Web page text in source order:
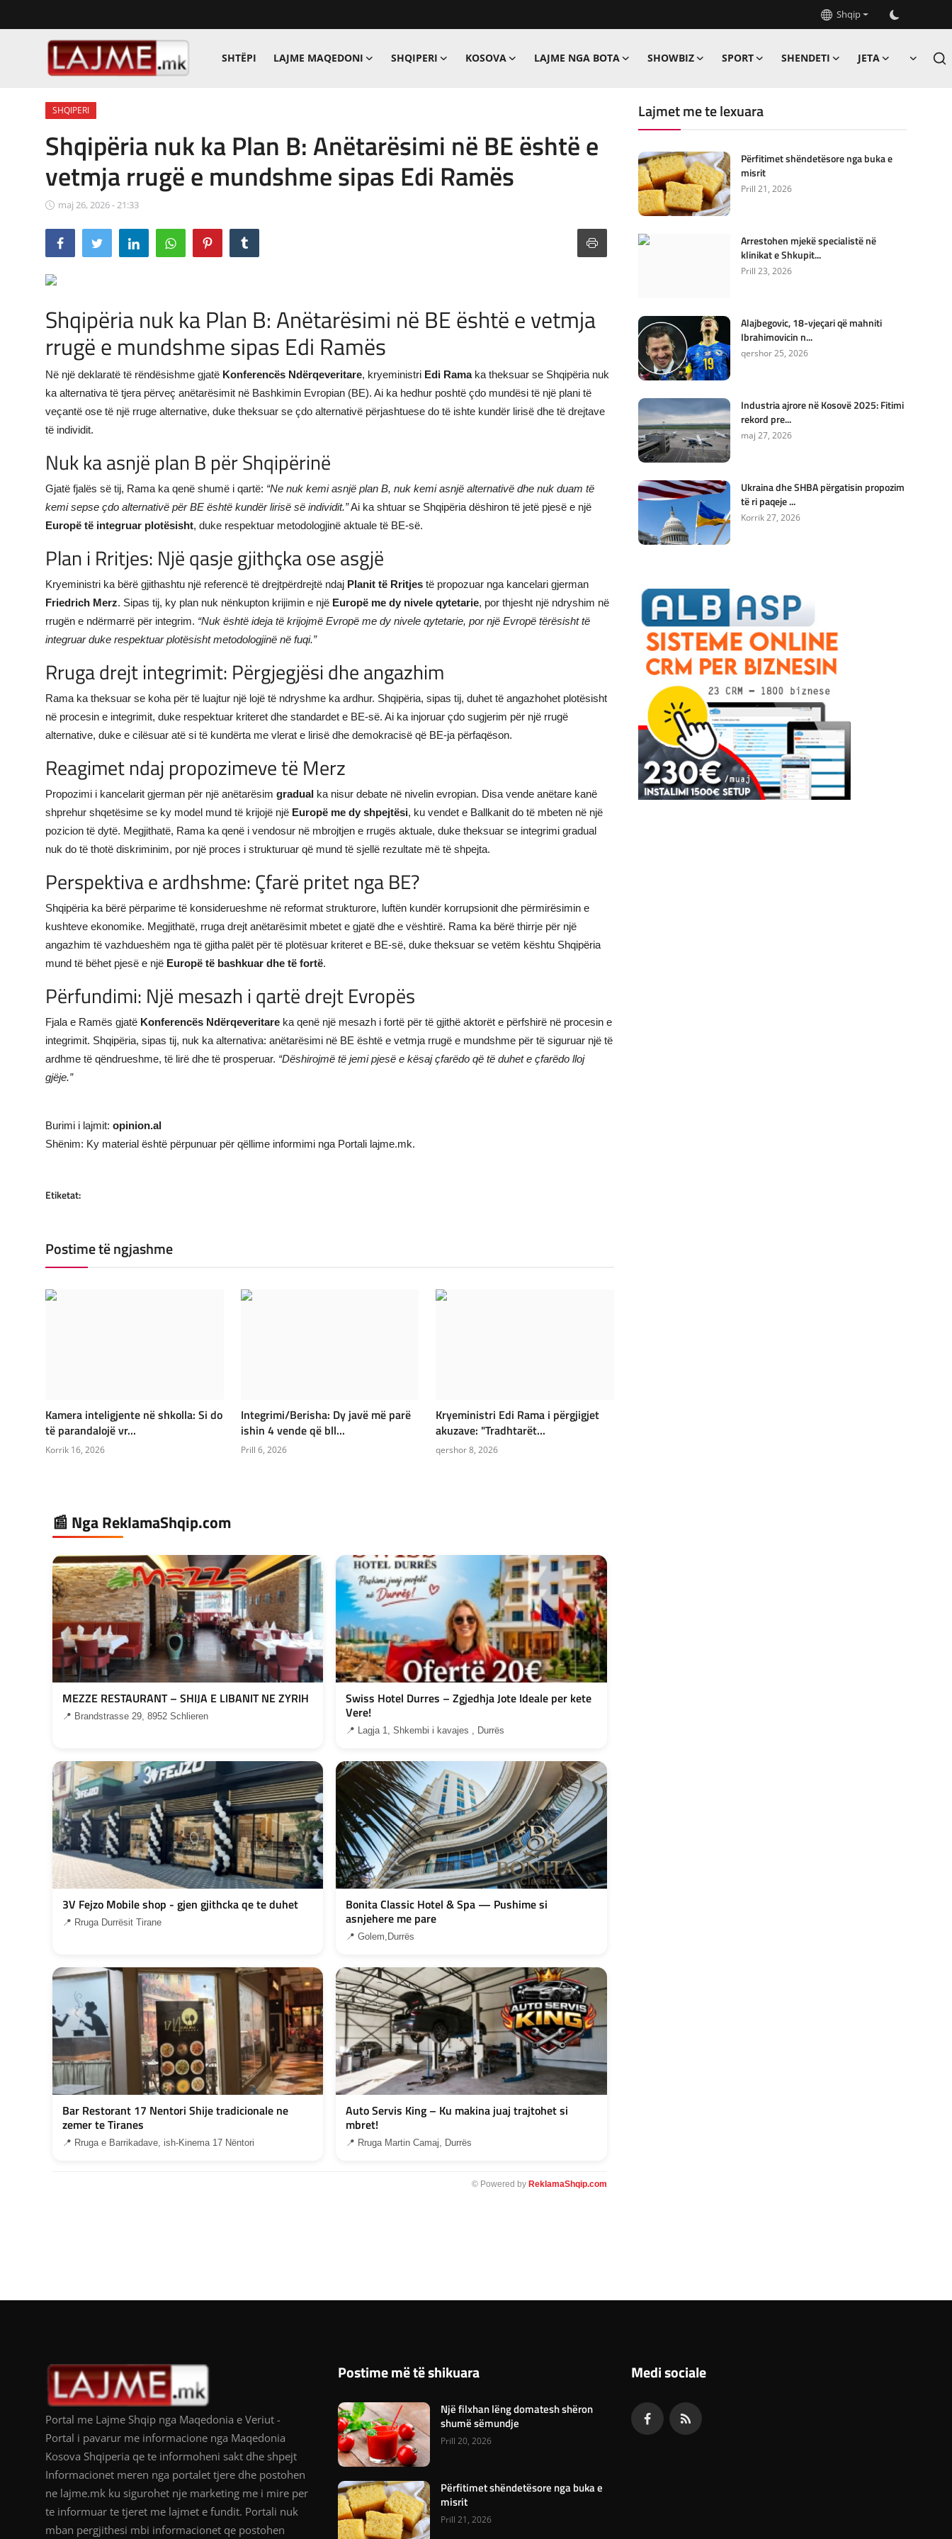
Shqip
SHTËPI LAJME MAQEDONI SHQIPERI KOSOVA LAJME NGA BOTA SHOWBIZ SPORT SHENDETI JETA
LAJME MAQEDONI
SHQIPERI
KOSOVA
LAJME NGA BOTA
SHOWBIZ
SHENDETI
Shqip
SHQIPERI
Shqipëria nuk ka Plan B: Anëtarësimi në BE është e
vetmja rrugë e mundshme sipas Edi Ramës
maj 26, 2026 - 21:33
Shqipëria nuk ka Plan B: Anëtarësimi në BE është e vetmja
rrugë e mundshme sipas Edi Ramës
Në një deklaratë të rëndësishme gjatë Konferencës Ndërqeveritare, kryeministri Edi Ramaka theksuar se Shqipëria nuk
ka alternativa të tjera përveç anëtarësimit në Bashkimin Evropian (BE). Ai ka hedhur poshtë çdo mundësi të një plani të
veçantë ose të një rruge alternative, duke theksuar se çdo alternativë përjashtuese do të ishte kundër lirisë dhe të drejtave
të individit.
Nuk ka asnjë plan B për Shqipërinë
Gjatë fjalës së tij, Rama ka qenë shumë i qartë: “Ne nuk kemi asnjë plan B, nuk kemi asnjë alternativë dhe nuk duam të
kemi sepse çdo alternativë për BE është kundër lirisë së individit.”Ai ka shtuar se Shqipëria dëshiron të jetë pjesë e një
Europë të integruar plotësisht, duke respektuar metodologjinë aktuale të BE-së.
Plan i Rritjes: Një qasje gjithçka ose asgjë
Kryeministri ka bërë gjithashtu një referencë të drejtpërdrejtë ndaj Planit të Rritjes të propozuar nga kancelari gjerman
Friedrich Merz. Sipas tij, ky plan nuk nënkupton krijimin e një Europë me dy nivele qytetarie, por thjesht një ndryshim në
rrugën e ndërmarrë për integrim. “Nuk është ideja të krijojmë Evropë me dy nivele qytetarie, por një Evropë tërësisht të
integruar duke respektuar plotësisht metodologjinë në fuqi.”
Rruga drejt integrimit: Përgjegjësi dhe angazhim
Rama ka theksuar se koha për të luajtur një lojë të ndryshme ka ardhur. Shqipëria, sipas tij, duhet të angazhohet plotësisht
në procesin e integrimit, duke respektuar kriteret dhe standardet e BE-së. Ai ka injoruar çdo sugjerim për një rrugë
alternative, duke e cilësuar atë si të kundërta me vlerat e lirisë dhe demokracisë që BE-ja përfaqëson.
Reagimet ndaj propozimeve të Merz
Propozimi i kancelarit gjerman për një anëtarësim gradual ka nisur debate në nivelin evropian. Disa vende anëtare kanë
shprehur shqetësime se ky model mund të krijojë një Europë me dy shpejtësi, ku vendet e Ballkanit do të mbeten në një
pozicion të dytë. Megjithatë, Rama ka qenë i vendosur në mbrojtjen e rrugës aktuale, duke theksuar se integrimi gradual
nuk do të thotë diskriminim, por një proces i strukturuar që mund të sjellë rezultate më të shpejta.
Perspektiva e ardhshme: Çfarë pritet nga BE?
Shqipëria ka bërë përparime të konsiderueshme në reformat strukturore, luftën kundër korrupsionit dhe përmirësimin e
kushteve ekonomike. Megjithatë, rruga drejt anëtarësimit mbetet e gjatë dhe e vështirë. Rama ka bërë thirrje për një
angazhim të vazhdueshëm nga të gjitha palët për të plotësuar kriteret e BE-së, duke theksuar se vetëm kështu Shqipëria
mund të bëhet pjesë e një Europë të bashkuar dhe të fortë.
Përfundimi: Një mesazh i qartë drejt Evropës
Fjala e Ramës gjatë Konferencës Ndërqeveritare ka qenë një mesazh i fortë për të gjithë aktorët e përfshirë në procesin e
integrimit. Shqipëria, sipas tij, nuk ka alternativa: anëtarësimi në BE është e vetmja rrugë e mundshme për të siguruar një të
ardhme të qëndrueshme, të lirë dhe të prosperuar. “Dëshirojmë të jemi pjesë e kësaj çfarëdo që të duhet e çfarëdo lloj
gjëje.”
Burimi i lajmit: opinion.al
Shënim: Ky material është përpunuar për qëllime informimi nga Portali lajme.mk.
Etiketat:
Postime të ngjashme
Kamera inteligjente në shkolla: Si do
të parandalojë vr...
Korrik 16, 2026
Integrimi/Berisha: Dy javë më parë
ishin 4 vende që bll...
Prill 6, 2026
Kryeministri Edi Rama i përgjigjet
akuzave: "Tradhtarët...
qershor 8, 2026
📰 Nga ReklamaShqip.com
MEZZE RESTAURANT – SHIJA E LIBANIT NE ZYRIH
📍 Brandstrasse 29, 8952 Schlieren
Swiss Hotel Durres – Zgjedhja Jote Ideale per kete
Vere!
📍 Lagja 1, Shkembi i kavajes , Durrës
3V Fejzo Mobile shop - gjen gjithcka qe te duhet
📍 Rruga Durrësit Tirane
Bonita Classic Hotel & Spa — Pushime si
asnjehere me pare
📍 Golem,Durrës
Bar Restorant 17 Nentori Shije tradicionale ne
zemer te Tiranes
📍 Rruga e Barrikadave, ish-Kinema 17 Nëntori
Auto Servis King – Ku makina juaj trajtohet si
mbret!
📍 Rruga Martin Camaj, Durrës
© Powered by ReklamaShqip.com
Lajmet me te lexuara
Përfitimet shëndetësore nga buka e
misrit
Prill 21, 2026
Arrestohen mjekë specialistë në
klinikat e Shkupit...
Prill 23, 2026
Alajbegovic, 18-vjeçari që mahniti
Ibrahimovicin n...
qershor 25, 2026
Industria ajrore në Kosovë 2025: Fitimi
rekord pre...
maj 27, 2026
Ukraina dhe SHBA përgatisin propozim
të ri paqeje ...
Korrik 27, 2026
Portal me Lajme Shqip nga Maqedonia e Veriut -
Portal i pavarur me informacione nga Maqedonia
Kosova Shqiperia qe te informoheni sakt dhe shpejt
Informacionet meren nga portalet tjere dhe postohen
ne lajme.mk ku sigurohet nje marketing me i mire per
te informuar te tjeret me lajmet e fundit. Portali nuk
mban pergjithesi mbi informacionet qe postohen
Postime më të shikuara
Një filxhan lëng domatesh shëron
shumë sëmundje
Prill 20, 2026
Përfitimet shëndetësore nga buka e
misrit
Prill 21, 2026
Medi sociale